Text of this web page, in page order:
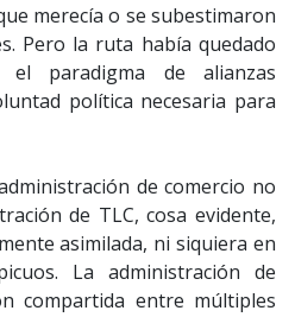
merecía o se subestimaron
Pero la ruta había quedado
el paradigma de alianzas
política necesaria para
de comercio no
de TLC, cosa evidente,
asimilada, ni siquiera en
La administración de
compartida entre múltiples